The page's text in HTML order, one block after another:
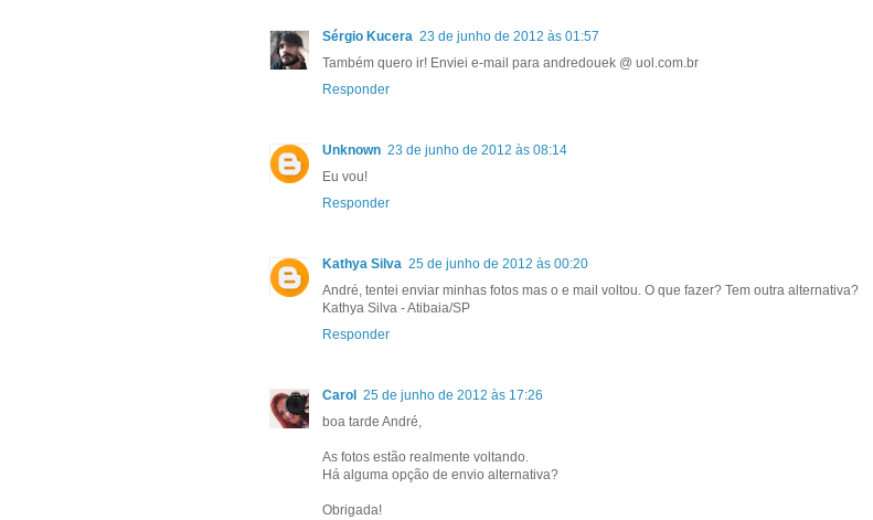
Sérgio Kucera 23 de junho de 2012 às 01:57
Também quero ir! Enviei e-mail para andredouek @ uol.com.br
Responder
Unknown 23 de junho de 2012 às 08:14
Eu vou!
Responder
Kathya Silva 25 de junho de 2012 às 00:20
André, tentei enviar minhas fotos mas o e mail voltou. O que fazer? Tem outra alternativa?
Kathya Silva - Atibaia/SP
Responder
Carol
25 de junho de 2012 às 17:26
boa tarde André,
As fotos estão realmente voltando.
Há alguma opção de envio alternativa?
Obrigada!